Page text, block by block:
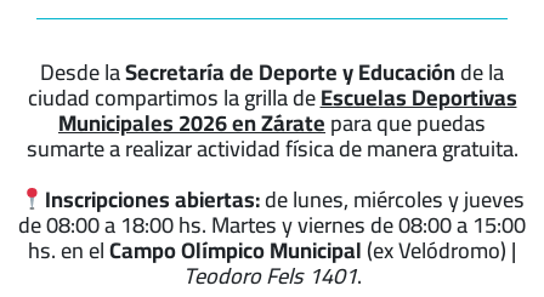
Desde laSecretaría de Deporte y Educaciónde la
ciudad compartimos la grilla deEscuelas Deportivas
Municipales 2026 en Záratepara que puedas
sumarte a realizar actividad física de manera gratuita.
Inscripciones abiertas:de lunes, miércoles y jueves
de 08:00 a 18:00 hs. Martes y viernes de 08:00 a 15:00
hs. en elCampo Olímpico Municipal(ex Velódromo) |
Teodoro Fels 1401.